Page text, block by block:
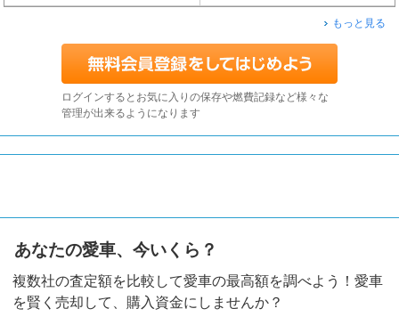
もっと見る
ログインするとお気に入りの保存や燃費記録など様々な
管理が出来るようになります
あなたの愛車、今いくら？
複数社の査定額を比較して愛車の最高額を調べよう！愛車
を賢く売却して、購入資金にしませんか？